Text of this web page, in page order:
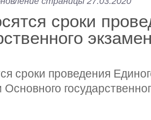
сроки
сроки проведения